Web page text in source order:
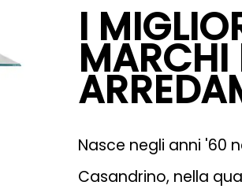
I
MARCHI
Nasce negli anni '60
Casandrino, nella